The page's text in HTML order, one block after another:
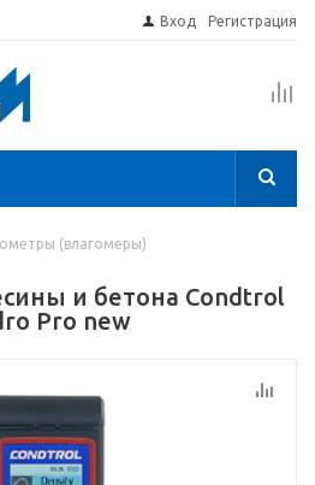
Вход Регистрация
(влагомеры)
и бетона Condtrol
Pro new